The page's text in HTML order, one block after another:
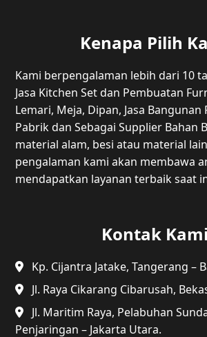
Kenapa Pilih
Kami berpengalaman lebih dari 10
Jasa Kitchen Set dan Pembuatan
Lemari, Meja, Dipan, Jasa Bangunan
Pabrik dan Sebagai Supplier Bahan
material alam, besi atau material
pengalaman kami akan membawa
mendapatkan layanan terbaik saat
Kontak Kami
Kp. Cijantra Jatake, Tangerang –
Jl. Raya Cikarang Cibarusah,
Jl. Maritim Raya, Pelabuhan
Penjaringan – Jakarta Utara.